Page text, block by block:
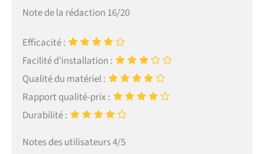
Note de la rédaction 16/20
Efficacité :
Facilité d’installation :
Qualité du matériel :
Rapport qualité-prix :
Durabilité :
Notes des utilisateurs 4/5